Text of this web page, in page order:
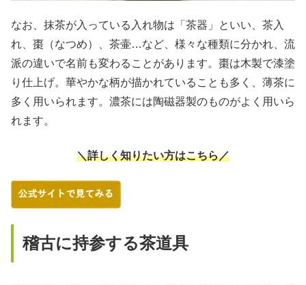
なお、抹茶が入っている入れ物は「茶器」といい、茶入
れ、棗（なつめ）、茶壷…など、様々な種類に分かれ、流
派の違いで名前も変わることがあります。棗は木製で漆塗
り仕上げ。華やかな柄が描かれていることも多く、薄茶に
多く用いられます。濃茶には陶磁器製のものがよく用いら
れます。
＼詳しく知りたい方はこちら／
稽古に持参する茶道具